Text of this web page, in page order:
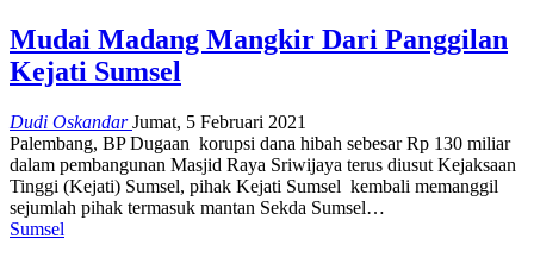
Mudai Madang Mangkir Dari Panggilan
Kejati Sumsel
Dudi OskandarJumat, 5 Februari 2021
Palembang, BP Dugaan korupsi dana hibah sebesar Rp 130 miliar
dalam pembangunan Masjid Raya Sriwijaya terus diusut Kejaksaan
Tinggi (Kejati) Sumsel, pihak Kejati Sumsel kembali memanggil
sejumlah pihak termasuk mantan Sekda Sumsel…
Sumsel